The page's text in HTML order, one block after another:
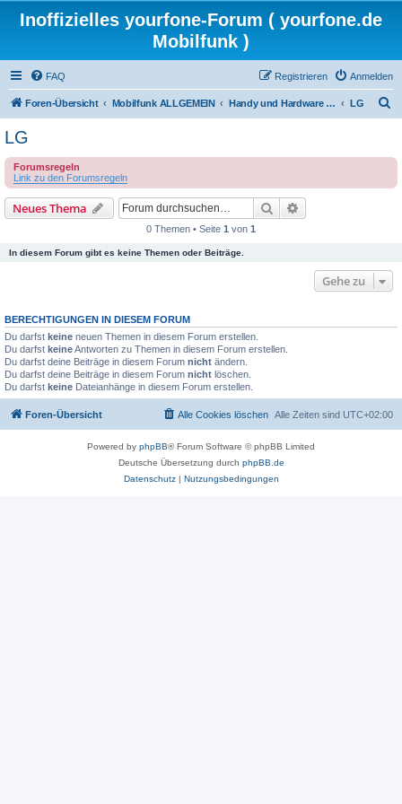
Inoffizielles yourfone-Forum ( yourfone.de
Mobilfunk )
FAQ Anmelden
Registrieren
Foren-Übersicht Mobilfunk ALLGEMEIN Handy und Hardware (Herstellerforen) LG
e
LG
Forumsregeln
Link zu den Forumsregeln
Neues Thema Suche
0 Themen • Seite 1 von 1
In diesem Forum gibt es keine Themen oder Beiträge.
Gehe zu
BERECHTIGUNGEN IN DIESEM FORUM
Du darfst keine neuen Themen in diesem Forum erstellen.
Du darfst keineAntworten zu Themen in diesem Forum erstellen.
Du darfst deine Beiträge in diesem Forum nicht ändern.
Du darfst deine Beiträge in diesem Forum nicht löschen.
Du darfst keine Dateianhänge in diesem Forum erstellen.
Foren-Übersicht Alle Zeiten sind UTC+02:00
Alle Cookies löschen
Powered by phpBB® Forum Software © phpBB Limited
Deutsche Übersetzung durch phpBB.de
Datenschutz| Nutzungsbedingungen